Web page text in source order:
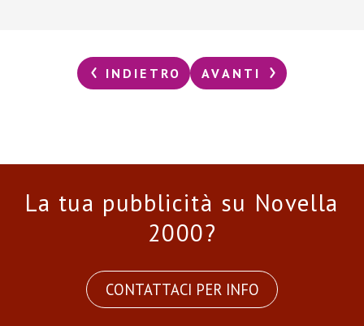
INDIETRO AVANTI
La tua pubblicità su Novella
2000?
CONTATTACI PER INFO